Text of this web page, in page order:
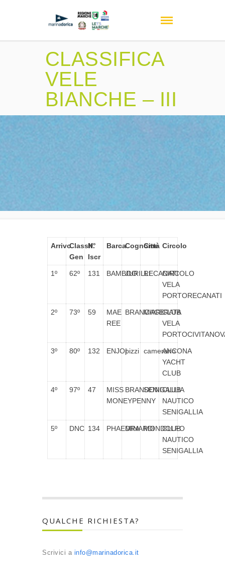
CLASSIFICA
VELE
BIANCHE – III
ArrivoClassif.
Gen
N°
Iscr
BarcaCognome
Città Circolo
1º 62º 131 BAMBOOJURILLIRECANATICIRCOLO
VELA
PORTORECANATI
2º 73º 59
MAE
REE
BRANCIARIMACERATA
CLUB
VELA
3º 80º 132 ENJOIpizzi cameranoANCONA
YACHT
CLUB
4º 97º 47
MISS
MONEYPENNY
BRANDONISENIGALLIA
CLUB
NAUTICO
SENIGALLIA
5º DNC 134 PHAEDRAMINARDIMONDOLFO
CLUB
NAUTICO
SENIGALLIA
QUALCHE RICHIESTA?
Scrivici a info@marinadorica.it